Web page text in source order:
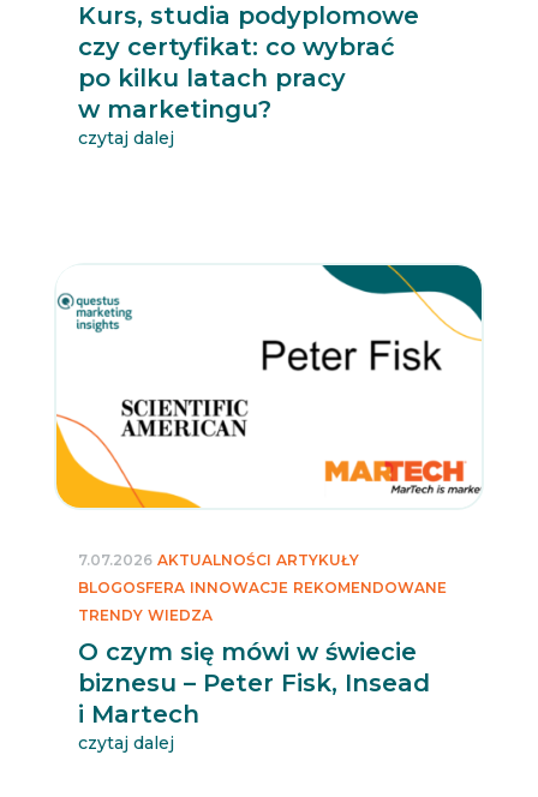
Kurs, studia podyplomowe
czy certyfikat: co wybrać
po kilku latach pracy
w marketingu?
czytaj dalej
O czym się mówi w świecie
biznesu – Peter Fisk, Insead
i Martech
7.07.2026 AKTUALNOŚCI ARTYKUŁY
BLOGOSFERA INNOWACJE REKOMENDOWANE
TRENDY WIEDZA
czytaj dalej